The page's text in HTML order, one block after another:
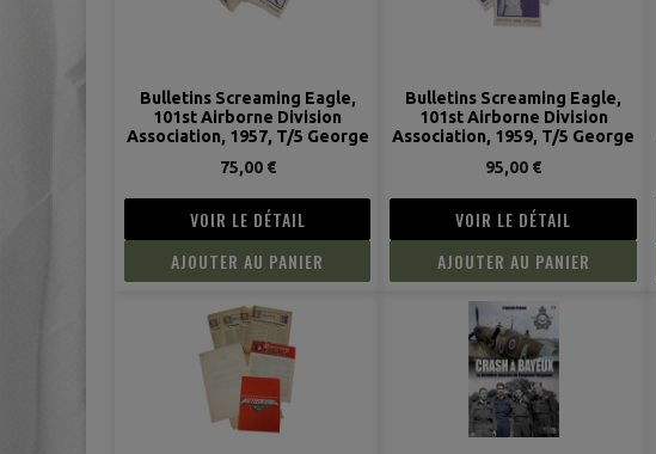
Bulletins Screaming Eagle,
101st Airborne Division
Association, 1957, T/5 George
75,00 €
VOIR LE DÉTAIL
AJOUTER AU PANIER
Bulletins Screaming Eagle,
101st Airborne Division
Association, 1959, T/5 George
95,00 €
VOIR LE DÉTAIL
AJOUTER AU PANIER